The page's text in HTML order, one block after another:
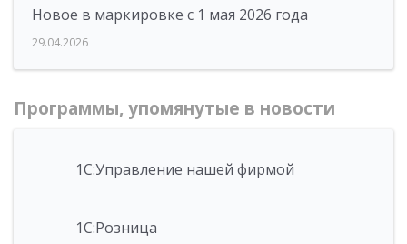
Новое в маркировке с 1 мая 2026 года
29.04.2026
Программы, упомянутые в новости
1С:Управление нашей фирмой
1С:Розница